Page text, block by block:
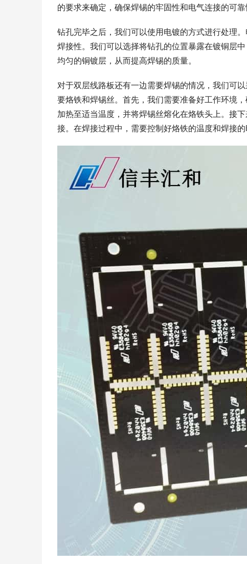
的要求来确定，确保焊锡的牢固性和电气连接的可靠
钻孔完毕之后，我们可以使用电镀的方式进行处理
焊接性。我们可以选择将钻孔的位置暴露在镀铜层
均匀的铜镀层，从而提高焊锡的质量。
对于双层线路板还有一边需要焊锡的情况，我们可
要烙铁和焊锡丝。首先，我们需要准备好工作环境
加热至适当温度，并将焊锡丝熔化在烙铁头上。接
接。在焊接过程中，需要控制好烙铁的温度和焊接